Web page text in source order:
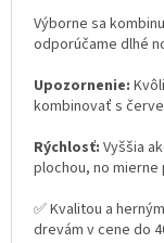
Výborne sa
odporúčame dlhé
Upozornenie:
kombinovať s
Rýchlosť: Vyššia
plochou, no mierne
✅ Kvalitou a
drevám v cene do